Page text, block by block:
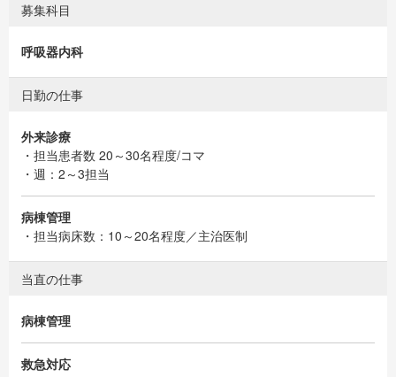
募集科目
呼吸器内科
日勤の仕事
外来診療
・担当患者数 20～30名程度/コマ
・週：2～3担当
病棟管理
・担当病床数：10～20名程度／主治医制
当直の仕事
病棟管理
救急対応